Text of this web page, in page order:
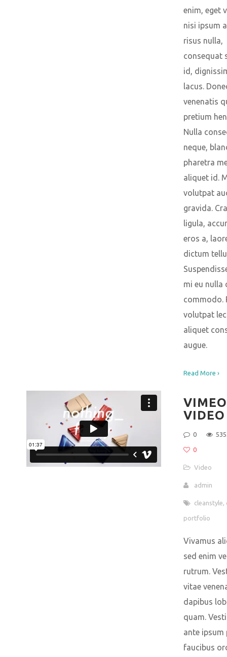
enim, eget
nisi ipsum
risus nulla,
consequat
id,
lacus.
venenatis
pretium
Nulla
neque,
pharetra
aliquet id.
volutpat
gravida.
ligula,
eros a,
dictum
mi eu nulla
commodo.
volutpat
aliquet
augue.
Read More ›
VIMEO
VIDEO
0
0
Video
admin
cleanstyle
portfolio
Vivamus
sed enim
rutrum.
vitae
dapibus
quam.
ante ipsum
faucibus